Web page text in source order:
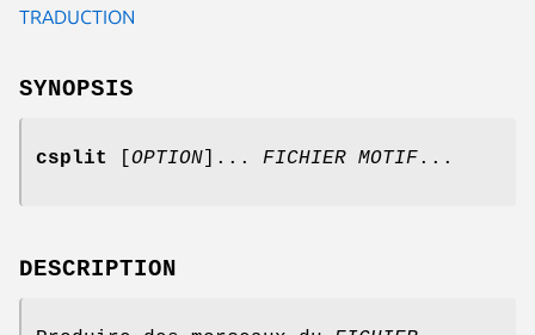
TRADUCTION
SYNOPSIS
csplit OPTION ]... FICHIER MOTIF...
DESCRIPTION